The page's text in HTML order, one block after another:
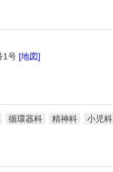
1号 [地図]
循環器科 精神科 小児科